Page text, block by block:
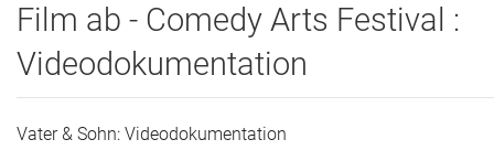
Das war 2021
Das war 2020
Film ab - Comedy Arts Festival :
Videodokumentation
Vater & Sohn: Videodokumentation